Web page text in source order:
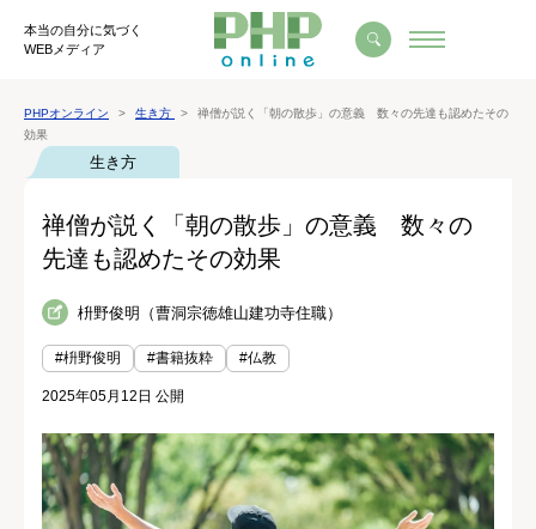
本当の自分に気づく
WEBメディア
PHPオンライン 生き方
禅僧が説く「朝の散歩」の意義 数々の先達も認めたその
効果
生き方
禅僧が説く「朝の散歩」の意義 数々の
先達も認めたその効果
枡野俊明（曹洞宗徳雄山建功寺住職）
#枡野俊明 #書籍抜粋 #仏教
2025年05月12日 公開